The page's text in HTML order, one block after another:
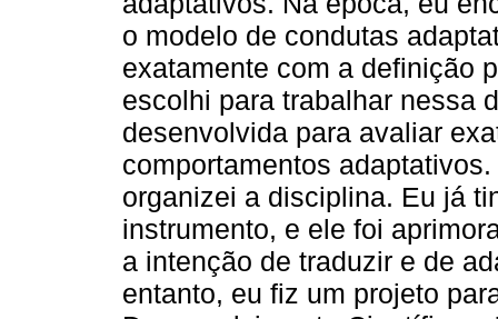
o modelo de condutas
exatamente com a definição
escolhi para trabalhar nessa
desenvolvida para avaliar
comportamentos
organizei a disciplina. Eu já
instrumento, e ele foi
a intenção de traduzir e de
entanto, eu fiz um projeto